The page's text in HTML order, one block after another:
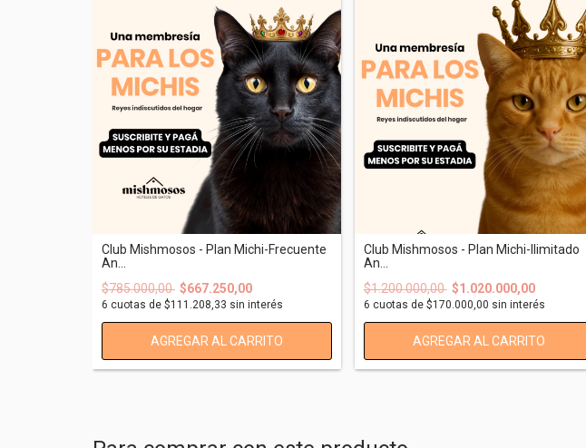
Club Mishmosos - Plan Michi-Frecuente
An...
$785.000,00 $667.250,00
6 cuotas de $111.208,33 sin interés
AGREGAR AL CARRITO
Club Mishmosos - Plan Michi-Ilimitado
An...
$1.200.000,00 $1.020.000,00
6 cuotas de $170.000,00 sin interés
AGREGAR AL CARRITO